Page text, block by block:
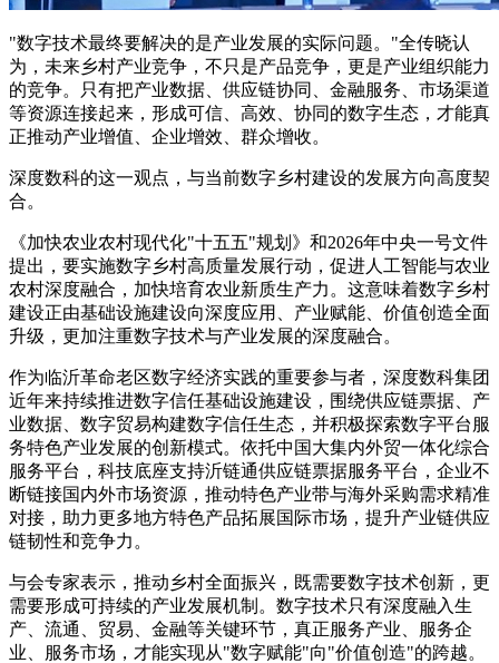
"数字技术最终要解决的是产业发展的实际问题。"全传晓认
为，未来乡村产业竞争，不只是产品竞争，更是产业组织能力
的竞争。只有把产业数据、供应链协同、金融服务、市场渠道
等资源连接起来，形成可信、高效、协同的数字生态，才能真
正推动产业增值、企业增效、群众增收。
深度数科的这一观点，与当前数字乡村建设的发展方向高度契
合。
《加快农业农村现代化"十五五"规划》和2026年中央一号文件
提出，要实施数字乡村高质量发展行动，促进人工智能与农业
农村深度融合，加快培育农业新质生产力。这意味着数字乡村
建设正由基础设施建设向深度应用、产业赋能、价值创造全面
升级，更加注重数字技术与产业发展的深度融合。
作为临沂革命老区数字经济实践的重要参与者，深度数科集团
近年来持续推进数字信任基础设施建设，围绕供应链票据、产
业数据、数字贸易构建数字信任生态，并积极探索数字平台服
务特色产业发展的创新模式。依托中国大集内外贸一体化综合
服务平台，科技底座支持沂链通供应链票据服务平台，企业不
断链接国内外市场资源，推动特色产业带与海外采购需求精准
对接，助力更多地方特色产品拓展国际市场，提升产业链供应
链韧性和竞争力。
与会专家表示，推动乡村全面振兴，既需要数字技术创新，更
需要形成可持续的产业发展机制。数字技术只有深度融入生
产、流通、贸易、金融等关键环节，真正服务产业、服务企
业、服务市场，才能实现从"数字赋能"向"价值创造"的跨越。